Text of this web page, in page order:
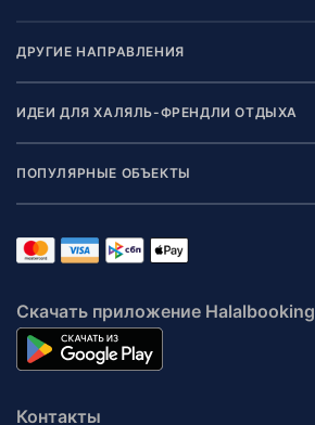
ДРУГИЕ НАПРАВЛЕНИЯ
ИДЕИ ДЛЯ ХАЛЯЛЬ-ФРЕНДЛИ ОТДЫХА
ПОПУЛЯРНЫЕ ОБЪЕКТЫ
Скачать приложение Halalbooking
Контакты